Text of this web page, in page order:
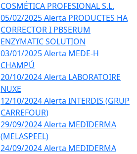
COSMÉTICA PROFESIONAL S.L.
05/02/2025 Alerta PRODUCTES HA
CORRECTOR I PBSERUM
ENZYMATIC SOLUTION
03/01/2025 Alerta MEDE-H
CHAMPÚ
20/10/2024 Alerta LABORATOIRE
NUXE
12/10/2024 Alerta INTERDIS (GRUP
CARREFOUR)
29/09/2024 Alerta MEDIDERMA
(MELASPEEL)
24/09/2024 Alerta MEDIDERMA